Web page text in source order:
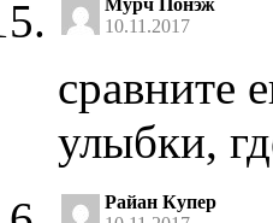
10.11.2017
сравните
улыбки,
Райан Купер